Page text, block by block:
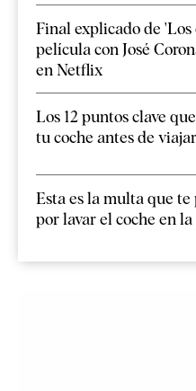
Final explicado de 'Los
película con José
en Netflix
Los 12 puntos clave
tu coche antes de viajar
Esta es la multa que
por lavar el coche en la